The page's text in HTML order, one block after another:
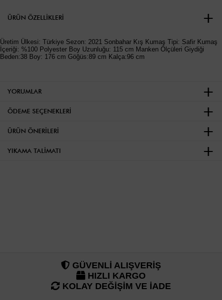
ÜRÜN ÖZELLIKLERI
Üretim Ülkesi: Türkiye Sezon: 2021 Sonbahar Kış Kumaş Tipi: Safir Kumaş
İçeriği: %100 Polyester Boy Uzunluğu: 115 cm Manken Ölçüleri Giydiği
Beden:38 Boy: 176 cm Göğüs:89 cm Kalça:96 cm
YORUMLAR
ÖDEME SEÇENEKLERI
ÜRÜN ÖNERILERI
YIKAMA TALIMATI
GÜVENLİ ALIŞVERİŞ
HIZLI KARGO
KOLAY DEĞİŞİM VE İADE